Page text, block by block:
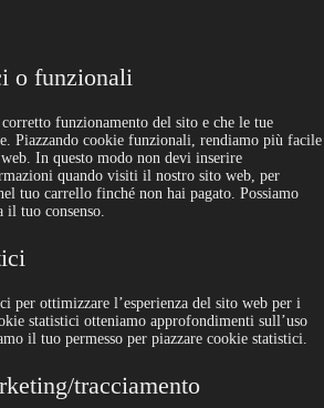
o funzionali
funzionamento del sito e che le tue
Piazzando cookie funzionali, rendiamo più facile
In questo modo non devi inserire
quando visiti il nostro sito web, per
tuo carrello finché non hai pagato. Possiamo
il tuo consenso.
per ottimizzare l’esperienza del sito web per i
statistici otteniamo approfondimenti sull’uso
il tuo permesso per piazzare cookie statistici.
tracciamento